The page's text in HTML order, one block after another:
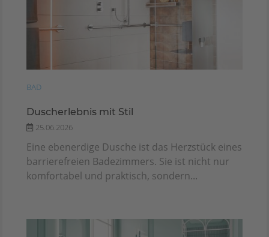
BAD
Duscherlebnis mit Stil
25.06.2026
Eine ebenerdige Dusche ist das Herzstück eines
barrierefreien Badezimmers. Sie ist nicht nur
komfortabel und praktisch, sondern...